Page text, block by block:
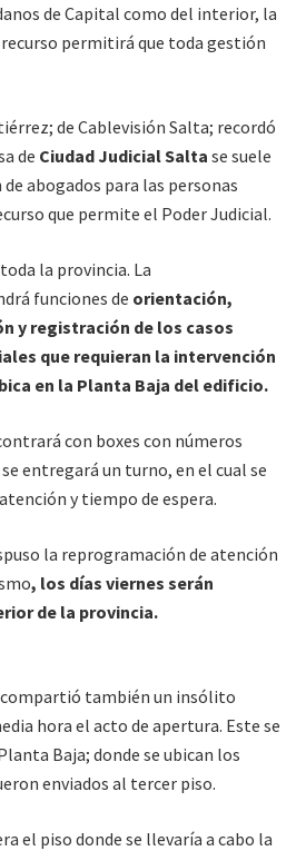
de Capital como del interior, la
permitirá que toda gestión
de Cablevisión Salta; recordó
de Ciudad Judicial Salta se suele
abogados para las personas
que permite el Poder Judicial.
la provincia. La
funciones de orientación,
y registración de los casos
que requieran la intervención
en la Planta Baja del edificio.
con boxes con números
entregará un turno, en el cual se
y tiempo de espera.
la reprogramación de atención
, los días viernes serán
de la provincia.
también un insólito
hora el acto de apertura. Este se
Baja; donde se ubican los
enviados al tercer piso.
el piso donde se llevaría a cabo la